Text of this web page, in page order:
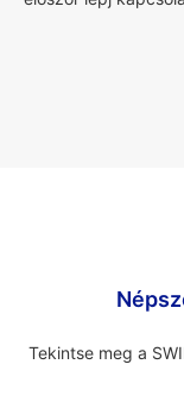
Tekintse meg a